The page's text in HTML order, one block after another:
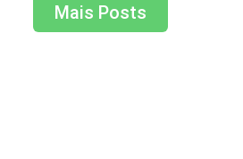
Mais Posts